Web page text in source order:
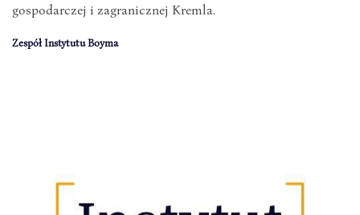
gospodarczej i zagranicznej Kremla.
Zespół Instytutu Boyma